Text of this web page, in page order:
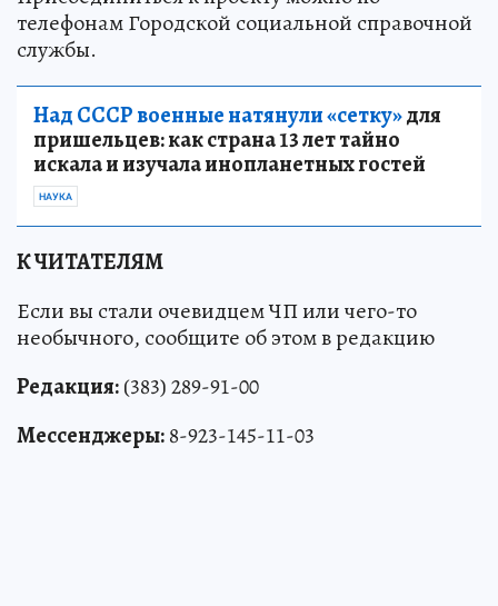
телефонам Городской социальной справочной
службы.
Над СССР военные натянули «сетку»для
пришельцев: как страна 13 лет тайно
искала и изучала инопланетных гостей
НАУКА
К ЧИТАТЕЛЯМ
Если вы стали очевидцем ЧП или чего-то
необычного, сообщите об этом в редакцию
Редакция:(383) 289-91-00
Мессенджеры:8-923-145-11-03